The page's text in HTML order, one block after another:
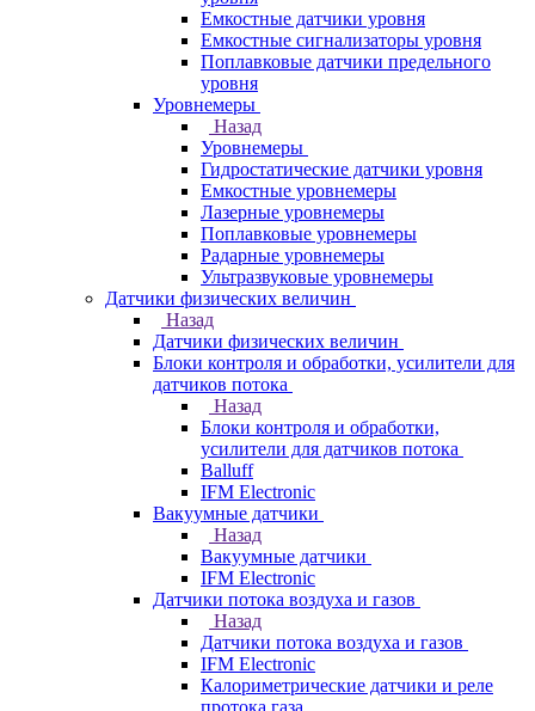
Емкостные датчики уровня
Емкостные сигнализаторы уровня
Поплавковые датчики предельного
уровня
Уровнемеры
Назад
Уровнемеры
Гидростатические датчики уровня
Емкостные уровнемеры
Лазерные уровнемеры
Поплавковые уровнемеры
Радарные уровнемеры
Ультразвуковые уровнемеры
Датчики физических величин
Назад
Датчики физических величин
Блоки контроля и обработки, усилители для
датчиков потока
Назад
Блоки контроля и обработки,
усилители для датчиков потока
Balluff
IFM Electronic
Вакуумные датчики
Назад
Вакуумные датчики
IFM Electronic
Датчики потока воздуха и газов
Назад
Датчики потока воздуха и газов
IFM Electronic
Калориметрические датчики и реле